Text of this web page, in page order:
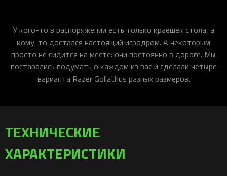
У кого-то в распоряжении есть только краешек стола, а
кому-то достался настоящий игродром. А некоторым
просто не сидится на месте: они постоянно в дороге. Мы
постарались подумать о каждом из вас и сделали четыре
варианта Razer Goliathus разных размеров.
ТЕХНИЧЕСКИЕ
ХАРАКТЕРИСТИКИ